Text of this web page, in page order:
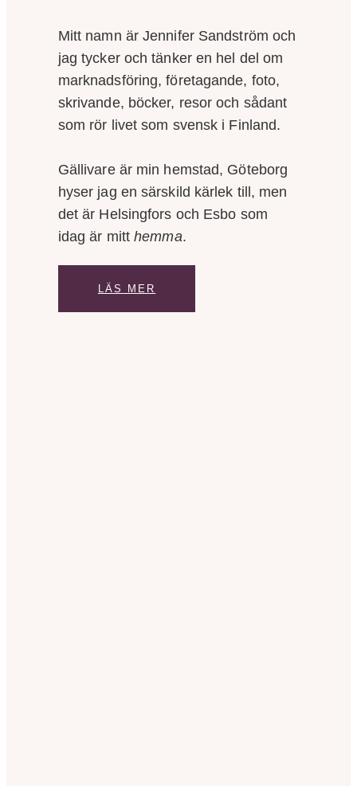
Mitt namn är Jennifer Sandström och
jag tycker och tänker en hel del om
marknadsföring, företagande, foto,
skrivande, böcker, resor och sådant
som rör livet som svensk i Finland.
Gällivare är min hemstad, Göteborg
hyser jag en särskild kärlek till, men
det är Helsingfors och Esbo som
idag är mitthemma.
LÄS MER